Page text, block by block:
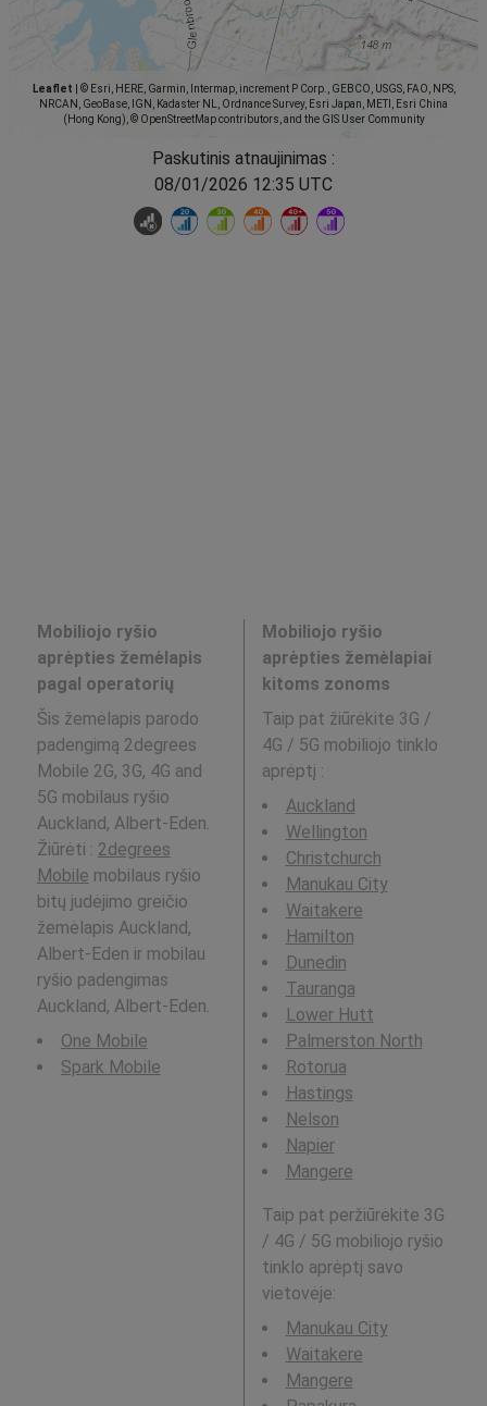
Leaflet
© Esri, HERE, Garmin, Intermap, increment P Corp., GEBCO, USGS, FAO, NPS,
NRCAN, GeoBase, IGN, Kadaster NL, Ordnance Survey, Esri Japan, METI, Esri China
(Hong Kong), © OpenStreetMap contributors, and the GIS User Community
Paskutinis atnaujinimas :
08/01/2026 12:35 UTC
Mobiliojo ryšio
aprėpties žemėlapis
pagal operatorių
Šis žemėlapis parodo
padengimą 2degrees
Mobile 2G, 3G, 4G and
5G mobilaus ryšio
Auckland, Albert-Eden.
Žiūrėti : 2degrees
Mobile mobilaus ryšio
bitų judėjimo greičio
žemėlapis Auckland,
Albert-Eden ir mobilau
ryšio padengimas
Auckland, Albert-Eden.
One Mobile
Spark Mobile
Mobiliojo ryšio
aprėpties žemėlapiai
kitoms zonoms
Taip pat žiūrėkite 3G /
4G / 5G mobiliojo tinklo
aprėptį :
Auckland
Wellington
Christchurch
Manukau City
Waitakere
Hamilton
Dunedin
Tauranga
Lower Hutt
Palmerston North
Rotorua
Hastings
Nelson
Napier
Mangere
Taip pat peržiūrėkite 3G
/ 4G / 5G mobiliojo ryšio
tinklo aprėptį savo
vietovėje:
Manukau City
Waitakere
Mangere